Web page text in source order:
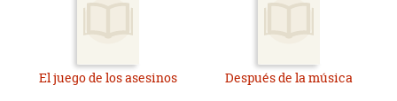
El juego de los asesinos Después de la música